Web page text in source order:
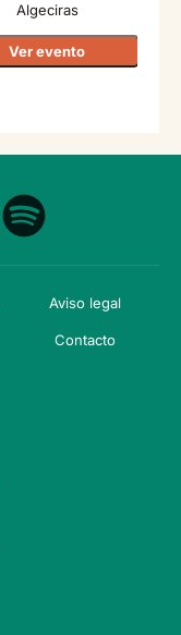
Algeciras
Ver evento
Aviso legal
Contacto